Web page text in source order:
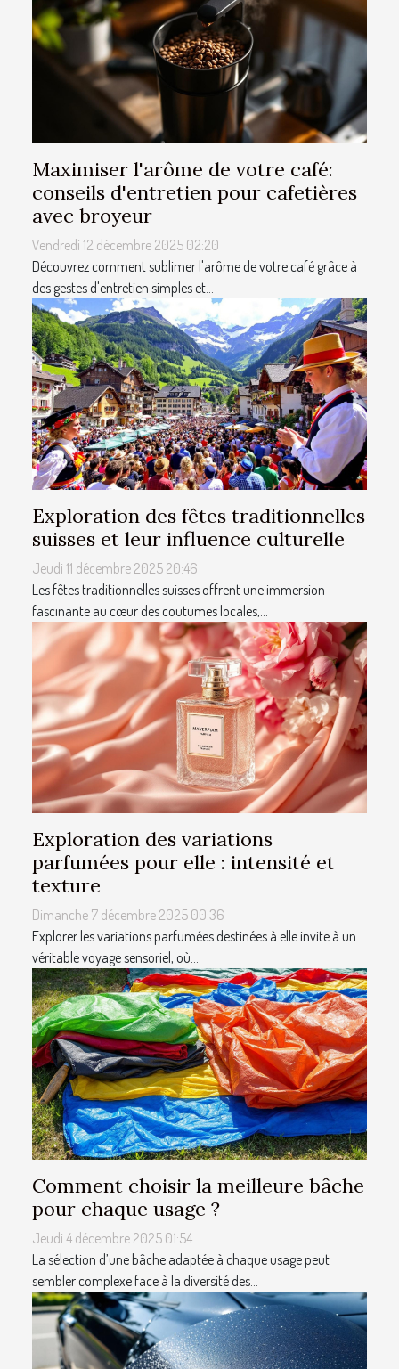
Maximiser l'arôme de votre café:
conseils d'entretien pour cafetières
avec broyeur
Vendredi 12 décembre 2025 02:20
Découvrez comment sublimer l'arôme de votre café grâce à
des gestes d'entretien simples et...
Exploration des fêtes traditionnelles
suisses et leur influence culturelle
Jeudi 11 décembre 2025 20:46
Les fêtes traditionnelles suisses offrent une immersion
fascinante au cœur des coutumes locales,...
Exploration des variations
parfumées pour elle : intensité et
texture
Dimanche 7 décembre 2025 00:36
Explorer les variations parfumées destinées à elle invite à un
véritable voyage sensoriel, où...
Comment choisir la meilleure bâche
pour chaque usage ?
Jeudi 4 décembre 2025 01:54
La sélection d’une bâche adaptée à chaque usage peut
sembler complexe face à la diversité des...